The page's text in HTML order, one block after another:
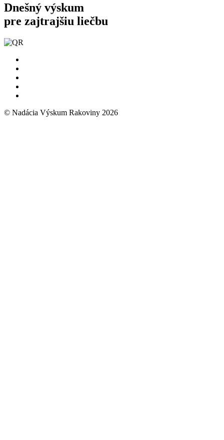
Dnešný výskum
pre zajtrajšiu liečbu
© Nadácia Výskum Rakoviny 2026